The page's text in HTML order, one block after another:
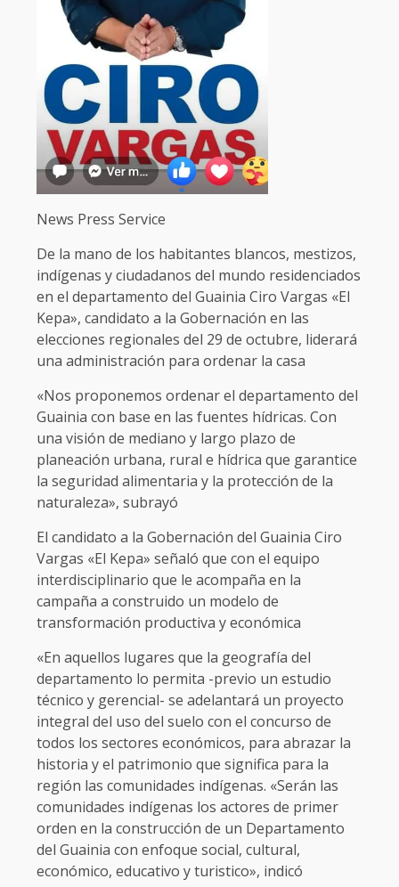
News Press Service
De la mano de los habitantes blancos, mestizos,
indígenas y ciudadanos del mundo residenciados
en el departamento del Guainia Ciro Vargas «El
Kepa», candidato a la Gobernación en las
elecciones regionales del 29 de octubre, liderará
una administración para ordenar la casa
«Nos proponemos ordenar el departamento del
Guainia con base en las fuentes hídricas. Con
una visión de mediano y largo plazo de
planeación urbana, rural e hídrica que garantice
la seguridad alimentaria y la protección de la
naturaleza», subrayó
El candidato a la Gobernación del Guainia Ciro
Vargas «El Kepa» señaló que con el equipo
interdisciplinario que le acompaña en la
campaña a construido un modelo de
transformación productiva y económica
«En aquellos lugares que la geografía del
departamento lo permita -previo un estudio
técnico y gerencial- se adelantará un proyecto
integral del uso del suelo con el concurso de
todos los sectores económicos, para abrazar la
historia y el patrimonio que significa para la
región las comunidades indígenas. «Serán las
comunidades indígenas los actores de primer
orden en la construcción de un Departamento
del Guainia con enfoque social, cultural,
económico, educativo y turistico», indicó